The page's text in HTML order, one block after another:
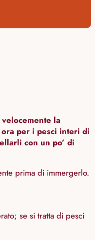
la
per i pesci interi di
con un po’ di
prima di immergerlo.
se si tratta di pesci